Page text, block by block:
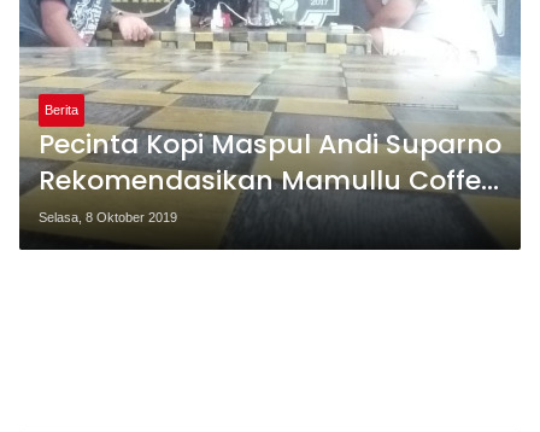
Berita
Pecinta Kopi Maspul Andi Suparno
Rekomendasikan Mamullu Coffe
di Enrekang
Selasa, 8 Oktober 2019